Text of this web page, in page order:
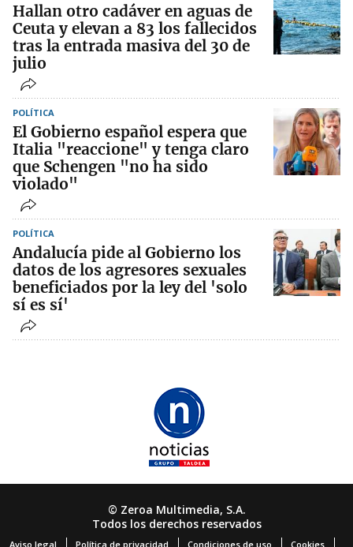
Hallan otro cadáver en aguas de
Ceuta y elevan a 83 los fallecidos
tras la entrada masiva del 30 de
julio
POLÍTICA
El Gobierno español espera que
Italia "reaccione" y tenga claro
que Schengen "no ha sido
violado"
POLÍTICA
Andalucía pide al Gobierno los
datos de los agresores sexuales
beneficiados por la ley del 'solo
sí es sí'
© Zeroa Multimedia, S.A.
Todos los derechos reservados
Aviso legal Política de privacidad Condiciones de uso Cookies